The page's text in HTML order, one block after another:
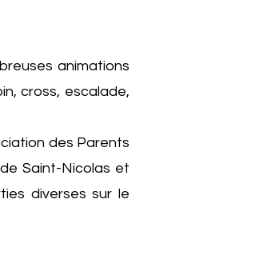
animations
cross, escalade,
des Parents
Saint-Nicolas et
diverses sur le